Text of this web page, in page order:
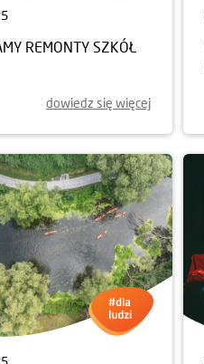
REMONTY SZKÓŁ
dowiedz się więcej